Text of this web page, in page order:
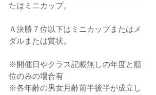
たはミニカップ。
Ａ決勝７位以下はミニカップまたはメ
ダルまたは賞状。
※開催日やクラス記載無しの年度と順
位のみの場合有
※各年齢の男女月齢前半後半が成立し